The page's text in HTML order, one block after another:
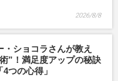
2026/8/8
・ショコラさんが教え
”！満足度アップの秘訣
つの心得」